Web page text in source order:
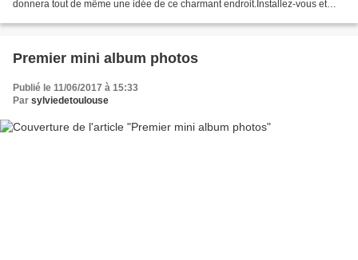
donnera tout de même une idée de ce charmant endroit.Installez-vous et
Premier mini album photos
Publié le 11/06/2017 à 15:33
Par sylviedetoulouse